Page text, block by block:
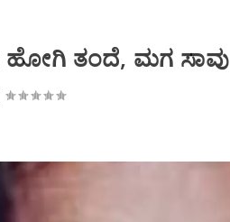
ಹೋಗಿ ತಂದೆ, ಮಗ ಸಾವು